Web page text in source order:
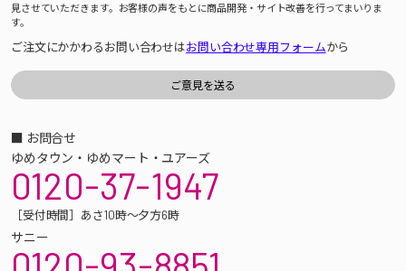
見させていただきます。お客様の声をもとに商品開発・サイト改善を行ってまいりま
す。
ご注文にかかわるお問い合わせはお問い合わせ専用フォームから
■ お問合せ
ゆめタウン・ゆめマート・ユアーズ
0120-37-1947
［受付時間］あさ10時～夕方6時
サニー